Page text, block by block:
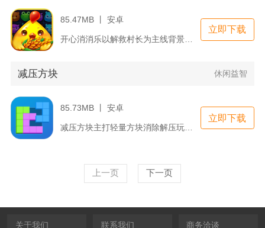
85.47MB 丨 安卓
开心消消乐以解救村长为主线背景，核心为三消闯关玩法，长期稳定...
立即下载
减压方块 休闲益智
85.73MB 丨 安卓
减压方块主打轻量方块消除解压玩法，区别于传统下落式方块游戏，...
立即下载
上一页 下一页
关于我们 联系我们 商务洽谈